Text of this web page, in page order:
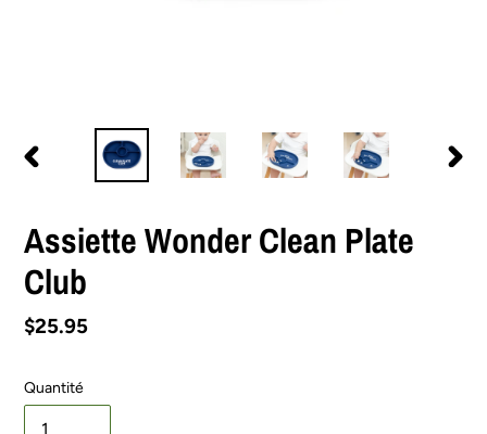
DIAPOSITIVE
Assiette Wonder Clean Plate
Club
Prix
$25.95
Quantité